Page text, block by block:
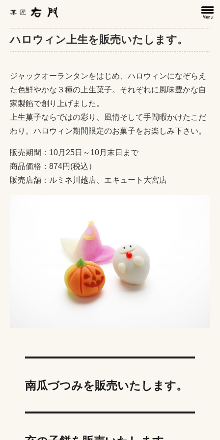
ハロウィン上生を販売いたします。
ジャックオーランタンをはじめ、ハロウィンになぞらえ
た色鮮やかな３種の上生菓子。それぞれに風味豊かな自
家製餡で創り上げました。
上生菓子ならではの彩り、風情そして手間暇かけたこだ
わり。ハロウィン期間限定のお菓子をお楽しみ下さい。
販売期間：10月25日～10月末日まで
商品価格：874円(税込）
販売店舗：ルミネ川越店、エキュート大宮店
南瓜づつみを販売いたします。